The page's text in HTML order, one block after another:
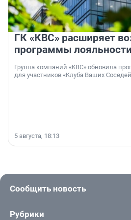
ГК «КВС» расширяет
программы лояльности
Группа компаний «КВС» обновила
для участников «Клуба Ваших
5 августа, 18:13
Сообщить новость
Рубрики